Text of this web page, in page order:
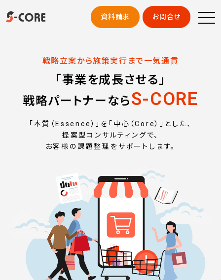
資料請求 お問合せ
戦略立案から施策実行まで一気通貫
「事業を成長させる」
戦略パートナーならS-CORE
「本質（Essence）」を「中心（Core）」とした、
提案型コンサルティングで、
お客様の課題整理をサポートします。